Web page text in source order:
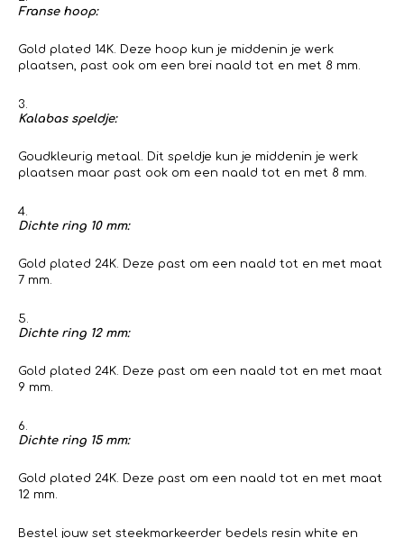
Franse hoop:
Gold plated 14K. Deze hoop kun je middenin je werk
plaatsen, past ook om een brei naald tot en met 8 mm.
Kalabas speldje:
Goudkleurig metaal. Dit speldje kun je middenin je werk
plaatsen maar past ook om een naald tot en met 8 mm.
Dichte ring 10 mm:
Gold plated 24K. Deze past om een naald tot en met maat
7 mm.
Dichte ring 12 mm:
Gold plated 24K. Deze past om een naald tot en met maat
9 mm.
Dichte ring 15 mm:
Gold plated 24K. Deze past om een naald tot en met maat
12 mm.
Bestel jouw set steekmarkeerder bedels resin white en